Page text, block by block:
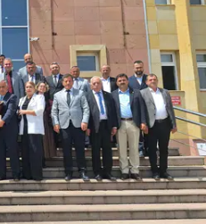
Denizli
Diyarbakır
Edirne
Elazığ
Erzincan